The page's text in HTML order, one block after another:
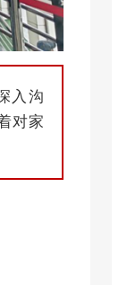
入沟
对家